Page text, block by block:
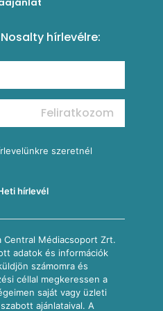
hírlevélre:
Feliratkozom
szeretnél
hírlevél
Central Médiacsoport Zrt.
adatok és információk
számomra és
céllal megkeressen a
saját vagy üzleti
ajánlataival. A